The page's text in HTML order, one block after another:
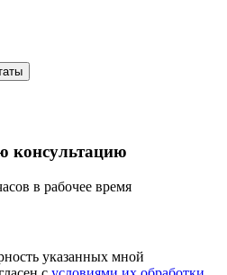
консультацию
в рабочее время
указанных мной